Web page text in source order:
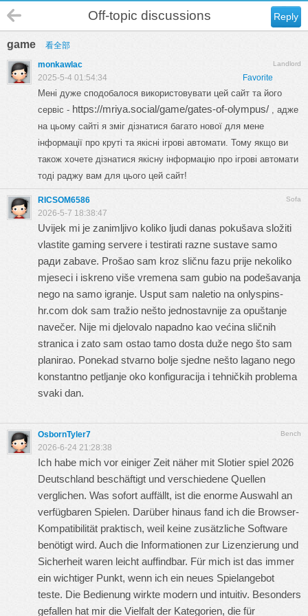
Reply
Off-topic discussions
game 看全部
Landlord
monkawlac
Favorite
2025-5-4 01:54:34
Мені дуже сподобалося використовувати цей сайт та його
сервіс - https://mriya.social/game/gates-of-olympus/ , адже
на цьому сайті я зміг дізнатися багато нової для мене
інформації про круті та якісні ігрові автомати. Тому якщо ви
також хочете дізнатися якісну інформацію про ігрові автомати
тоді раджу вам для цього цей сайт!
Sofa
RICSOM6586
2026-5-7 18:38:47
Uvijek mi je zanimljivo koliko ljudi danas pokušava složiti
vlastite gaming servere i testirati razne sustave samo
ради zabave. Prošao sam kroz sličnu fazu prije nekoliko
mjeseci i iskreno više vremena sam gubio na podešavanja
nego na samo igranje. Usput sam naletio na onlyspins-
hr.com dok sam tražio nešto jednostavnije za opuštanje
navečer. Nije mi djelovalo napadno kao većina sličnih
stranica i zato sam ostao tamo dosta duže nego što sam
planirao. Ponekad stvarno bolje sjedne nešto lagano nego
konstantno petljanje oko konfiguracija i tehničkih problema
svaki dan.
Bench
OsbornTyler7
2026-6-24 21:28:38
Ich habe mich vor einiger Zeit näher mit Slotier spiel 2026
Deutschland beschäftigt und verschiedene Quellen
verglichen. Was sofort auffällt, ist die enorme Auswahl an
verfügbaren Spielen. Darüber hinaus fand ich die Browser-
Kompatibilität praktisch, weil keine zusätzliche Software
benötigt wird. Auch die Informationen zur Lizenzierung und
Sicherheit waren leicht auffindbar. Für mich ist das immer
ein wichtiger Punkt, wenn ich ein neues Spielangebot
teste. Die Bedienung wirkte modern und intuitiv. Besonders
gefallen hat mir die Vielfalt der Kategorien, die für